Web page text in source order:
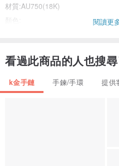
材質:AU750(18K)
顏色:
需修改長度 請備註
閱讀更
看過此商品的人也搜
k金手鏈 手鍊/手環 提供